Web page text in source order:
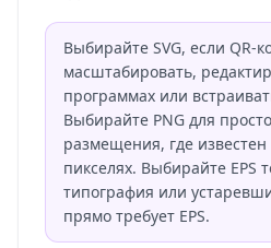
Выбирайте SVG, если QR-
масштабировать,
программах или
Выбирайте PNG для
размещения, где
пикселях. Выбирайте EPS
типография или
прямо требует EPS.